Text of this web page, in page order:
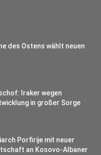
des Ostens wählt neuen
Iraker wegen
in großer Sorge
Porfirije mit neuer
an Kosovo-Albaner